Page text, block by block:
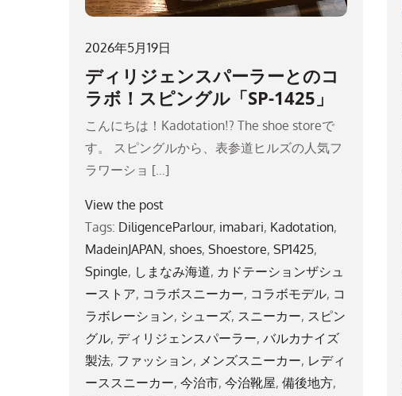
2026年5月19日
ディリジェンスパーラーとのコ
ラボ！スピングル「SP-1425」
こんにちは！Kadotation!? The shoe storeで
す。 スピングルから、表参道ヒルズの人気フ
ラワーショ […]
View the post
Tags: DiligenceParlour, imabari, Kadotation,
MadeinJAPAN, shoes, Shoestore, SP1425,
Spingle, しまなみ海道, カドテーションザシュ
ーストア, コラボスニーカー, コラボモデル, コ
ラボレーション, シューズ, スニーカー, スピン
グル, ディリジェンスパーラー, バルカナイズ
製法, ファッション, メンズスニーカー, レディ
ーススニーカー, 今治市, 今治靴屋, 備後地方,